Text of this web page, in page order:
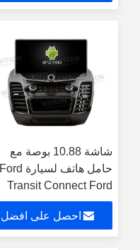
شاشة 10.88 بوصة مع
حامل هاتف لسيارة Ford
Transit Connect Ford
Tourneo 2018-2020
Ford Explorer Police
2020-2024 مشغل
احصل على افضل